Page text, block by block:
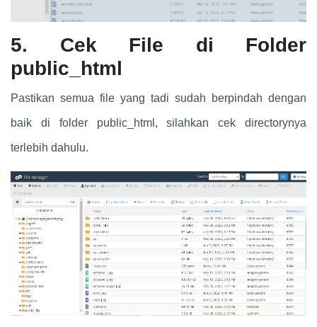
5. Cek File di Folder
public_html
Pastikan semua file yang tadi sudah berpindah dengan
baik di folder public_html, silahkan cek directorynya
terlebih dahulu.